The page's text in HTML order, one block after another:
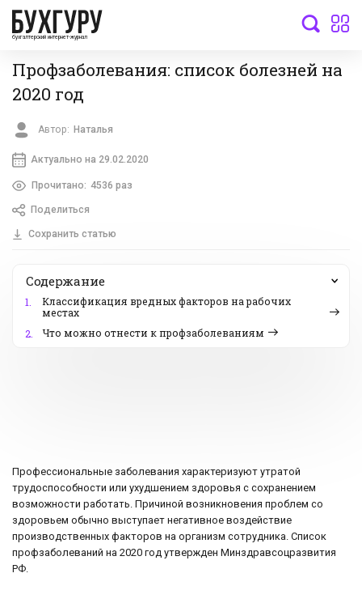
бухгалтерский интернет-журнал
Профзаболевания: список болезней на
2020 год
Автор: Наталья
Актуально на 29.02.2020
Прочитано: 4536 раз
Поделиться
Сохранить статью
Содержание
1.
Классификация вредных факторов на рабочих
местах
2.
Что можно отнести к профзаболеваниям
Профессиональные заболевания характеризуют утратой
трудоспособности или ухудшением здоровья с сохранением
возможности работать. Причиной возникновения проблем со
здоровьем обычно выступает негативное воздействие
производственных факторов на организм сотрудника. Список
профзаболеваний на 2020 год утвержден Минздравсоцразвития
РФ.